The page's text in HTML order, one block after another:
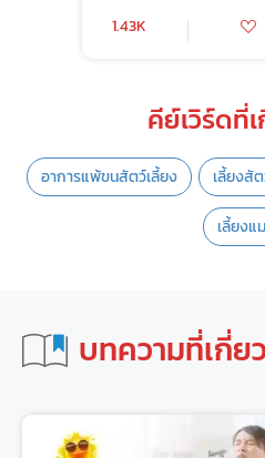
1.43K
คีย์เวิร์ดที่
อาการแพ้ขนสัตว์เลี้ยง เลี้ยงสั
เลี้ยงแ
บทความที่เกี่ย